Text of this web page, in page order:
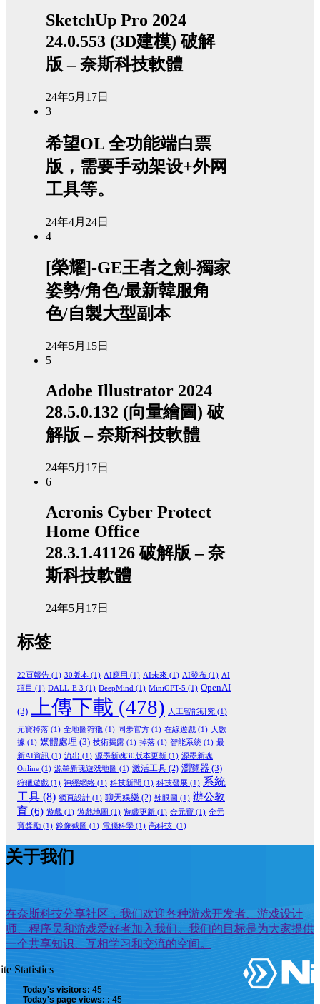
SketchUp Pro 2024
24.0.553 (3D建模) 破解
版 – 奈斯科技軟體
24年5月17日
3
希望OL 全功能端白票
版，需要手动架设+外网
工具等。
24年4月24日
4
[榮耀]-GE王者之劍-獨家
姿勢/角色/最新韓服角
色/自製大型副本
24年5月15日
5
Adobe Illustrator 2024
28.5.0.132 (向量繪圖) 破
解版 – 奈斯科技軟體
24年5月17日
6
Acronis Cyber Protect
Home Office
28.3.1.41126 破解版 – 奈
斯科技軟體
24年5月17日
标签
22頁報告 (1) 30版本 (1) AI應用 (1) AI未來 (1) AI發布 (1) AI
項目 (1) DALL·E 3 (1) DeepMind (1) MiniGPT-5 (1) OpenAI
(3) 上傳下載 (478) 人工智能研究 (1)
元寶掉落 (1) 全地圖狩獵 (1) 同步官方 (1) 在線遊戲 (1) 大數
據 (1) 媒體處理 (3) 技術揭露 (1) 掉落 (1) 智能系統 (1) 最
新AI資訊 (1) 流出 (1) 源墨新魂30版本更新 (1) 源墨新魂
Online (1) 源墨新魂遊戏地圖 (1) 激活工具 (2) 瀏覽器 (3)
狩獵遊戲 (1) 神經網絡 (1) 科技新聞 (1) 科技發展 (1) 系統
工具 (8) 網頁設計 (1) 聊天娛樂 (2) 辣眼圖 (1) 辦公教
育 (6) 遊戲 (1) 遊戲地圖 (1) 遊戲更新 (1) 金元寶 (1) 金元
寶獎勵 (1) 錄像截圖 (1) 電腦科學 (1) 高科技. (1)
关于我们
在奈斯科技分享社区，我们欢迎各种游戏开发者、游戏设计
师、程序员和游戏爱好者加入我们。我们的目标是为大家提供
一个共享知识、互相学习和交流的空间。
Statistics
Today's visitors: 45
Today's page views: : 45